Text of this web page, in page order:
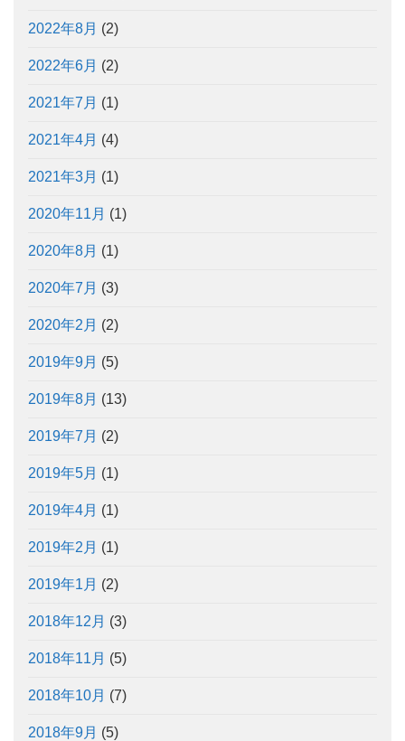
2022年8月 (2)
2022年6月 (2)
2021年7月 (1)
2021年4月 (4)
2021年3月 (1)
2020年11月 (1)
2020年8月 (1)
2020年7月 (3)
2020年2月 (2)
2019年9月 (5)
2019年8月 (13)
2019年7月 (2)
2019年5月 (1)
2019年4月 (1)
2019年2月 (1)
2019年1月 (2)
2018年12月 (3)
2018年11月 (5)
2018年10月 (7)
2018年9月 (5)